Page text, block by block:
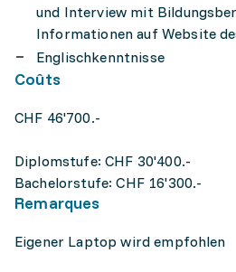
und Interview mit
Informationen auf Website
Englischkenntnisse
Coûts
CHF 46'700.-
Diplomstufe: CHF 30'400.-
Bachelorstufe: CHF 16'300.-
Remarques
Eigener Laptop wird empfohlen